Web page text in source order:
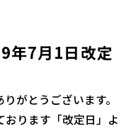
7月1日改定
がとうございます。
ります「改定日」よ